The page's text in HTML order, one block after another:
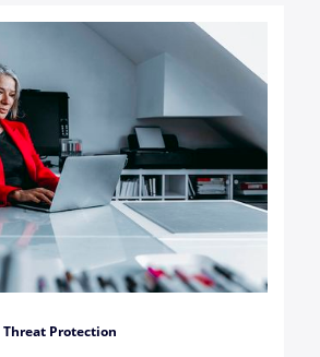
Protection